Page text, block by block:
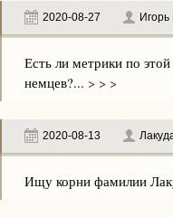
2020-08-27 Игорь
Есть ли метрики по
немцев?... > > >
2020-08-13
Ищу корни фамилии